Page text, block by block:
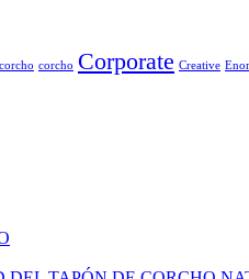
corcho Corporate Creative